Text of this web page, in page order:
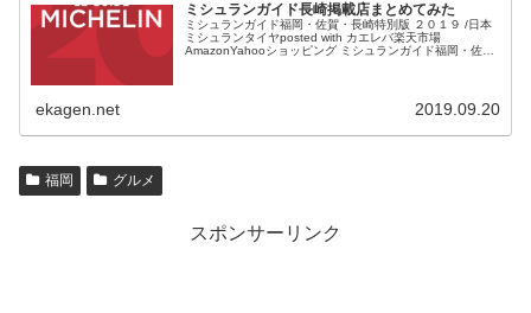
ミシュランガイド長崎掲載店まとめてみた
ミシュランガイド福岡・佐賀・長崎特別版 ２０１９ /日本
ミシュランタイヤposted with カエレバ楽天市場
AmazonYahooショッピング ミシュランガイド福岡・佐
ekagen.net 2019.09.20
福岡 グルメ
スポンサーリンク